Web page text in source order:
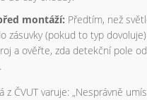
montáží: Předtím, než
zásuvky (pokud to typ
a ověřte, zda detekční pole
z ČVUT varuje: „Nesprávně